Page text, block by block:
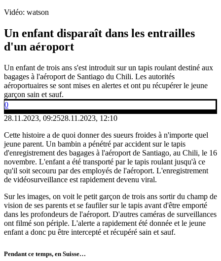
Vidéo: watson
Un enfant disparaît dans les entrailles
d'un aéroport
Un enfant de trois ans s'est introduit sur un tapis roulant destiné aux
bagages à l'aéroport de Santiago du Chili. Les autorités
aéroportuaires se sont mises en alertes et ont pu récupérer le jeune
garçon sain et sauf.
0
28.11.2023, 09:2528.11.2023, 12:10
Cette histoire a de quoi donner des sueurs froides à n'importe quel
jeune parent. Un bambin a pénétré par accident sur le tapis
d'enregistrement des bagages à l'aéroport de Santiago, au Chili, le 16
novembre. L'enfant a été transporté par le tapis roulant jusqu'à ce
qu'il soit secouru par des employés de l'aéroport. L'enregistrement
de vidéosurveillance est rapidement devenu viral.
Sur les images, on voit le petit garçon de trois ans sortir du champ de
vision de ses parents et se faufiler sur le tapis avant d'être emporté
dans les profondeurs de l'aéroport. D'autres caméras de surveillances
ont filmé son périple. L'alerte a rapidement été donnée et le jeune
enfant a donc pu être intercepté et récupéré sain et sauf.
Pendant ce temps, en Suisse…